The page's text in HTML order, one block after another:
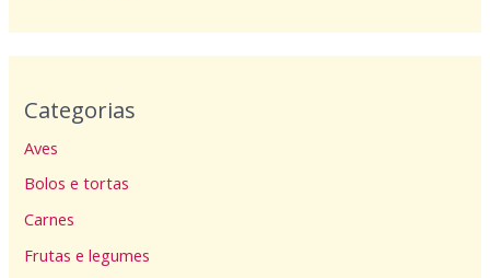
Categorias
Aves
Bolos e tortas
Carnes
Frutas e legumes